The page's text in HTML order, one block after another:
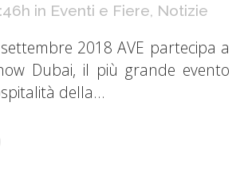
in Eventi e Fiere, Notizie
2018 AVE partecipa a
Dubai, il più grande evento
della...